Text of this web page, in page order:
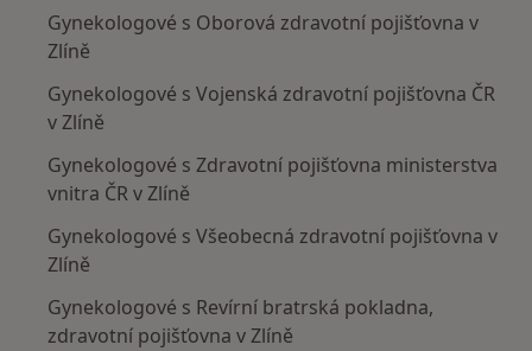
Gynekologové s Oborová zdravotní pojišťovna v
Zlíně
Gynekologové s Vojenská zdravotní pojišťovna ČR
v Zlíně
Gynekologové s Zdravotní pojišťovna ministerstva
vnitra ČR v Zlíně
Gynekologové s Všeobecná zdravotní pojišťovna v
Zlíně
Gynekologové s Revírní bratrská pokladna,
zdravotní pojišťovna v Zlíně